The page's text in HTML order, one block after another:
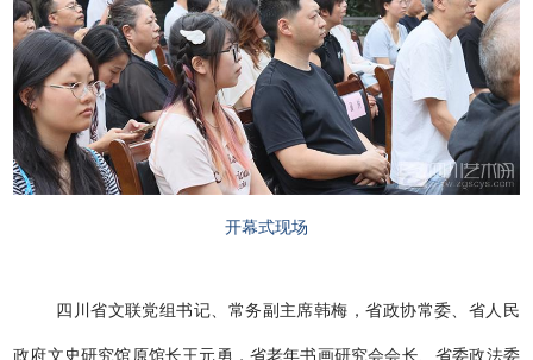
开幕式现场
四川省文联党组书记、常务副主席韩梅，省政协常委、省人民
政府文史研究馆原馆长王元勇，省老年书画研究会会长、省委政法委